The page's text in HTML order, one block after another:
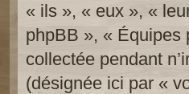
« ils », « eux », «
phpBB », « Équipes
collectée pendant
(désignée ici par «